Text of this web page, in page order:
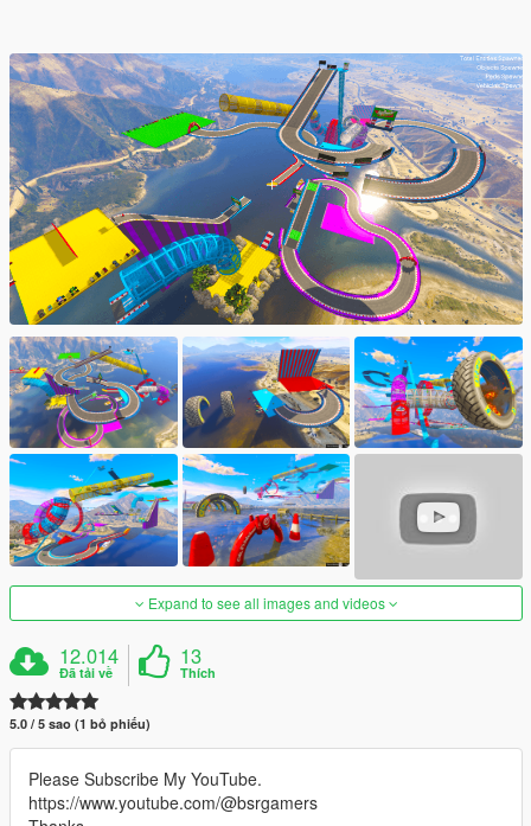
Expand to see all images and videos
12.014
Đã tải về
13
Thích
5.0 / 5 sao (1 bỏ phiếu)
Please Subscribe My YouTube.
https://www.youtube.com/@bsrgamers